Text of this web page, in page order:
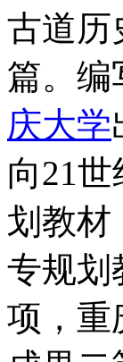
古道历
篇。编
庆大学
向21
划教材
专规划
项，重